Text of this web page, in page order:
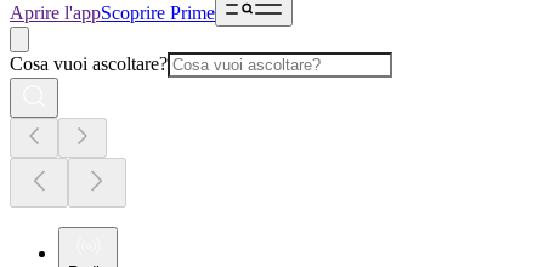
Aprire l'appScoprire Prime
Cosa vuoi ascoltare?